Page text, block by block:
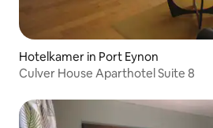
Hotelkamer in Port Eynon
Culver House Aparthotel Suite 8